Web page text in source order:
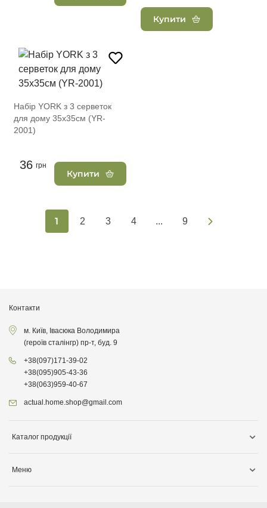
Купити
Набір YORK з 3 серветок
для дому 35х35см (YR-
2001)
36 грн
Купити
1 2 3 4 ... 9
Контакти
м. Київ, Івасюка Володимира
(героїв сталінгр) пр-т, буд. 9
+38(097)171-39-02
+38(095)905-43-36
+38(063)959-40-67
actual.home.shop@gmail.com
Каталог продукції
Меню